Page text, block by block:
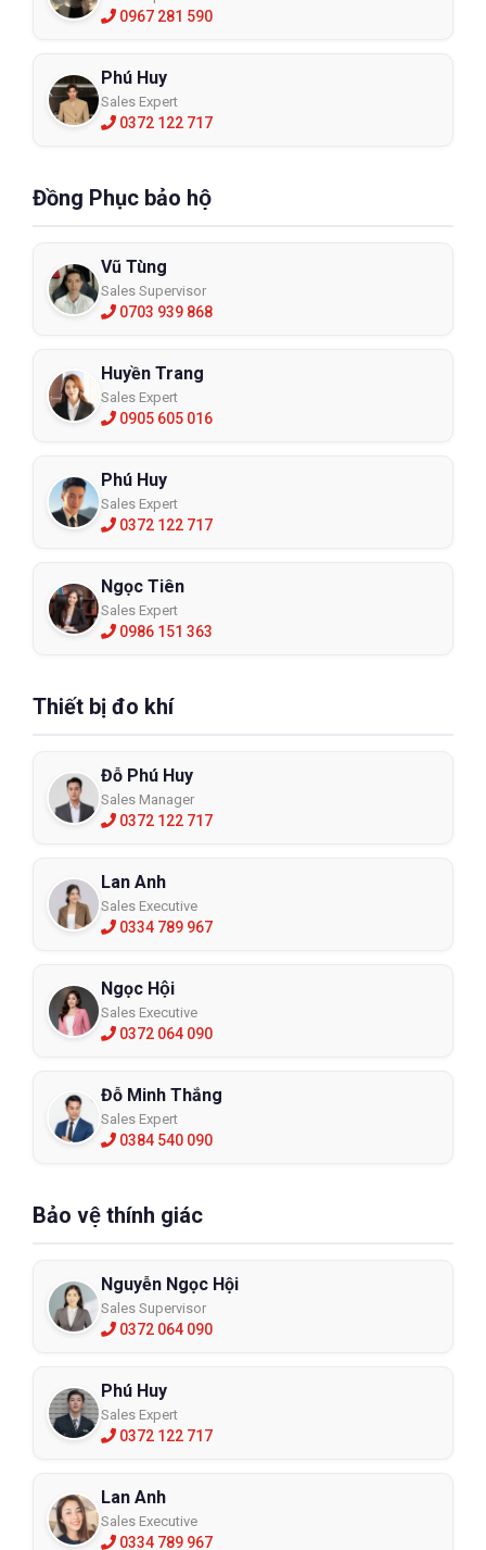
0967 281 590
Phú Huy
Sales Expert
0372 122 717
Đồng Phục bảo hộ
Vũ Tùng
Sales Supervisor
0703 939 868
Huyền Trang
Sales Expert
0905 605 016
Phú Huy
Sales Expert
0372 122 717
Ngọc Tiên
Sales Expert
0986 151 363
Thiết bị đo khí
Đỗ Phú Huy
Sales Manager
0372 122 717
Lan Anh
Sales Executive
0334 789 967
Ngọc Hội
Sales Executive
0372 064 090
Đỗ Minh Thắng
Sales Expert
0384 540 090
Bảo vệ thính giác
Nguyễn Ngọc Hội
Sales Supervisor
0372 064 090
Phú Huy
Sales Expert
0372 122 717
Lan Anh
Sales Executive
0334 789 967